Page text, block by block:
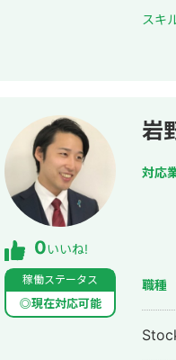
し
スキ
0いいね!
稼働ステータス
◎現在対応可能
岩
対応
職種